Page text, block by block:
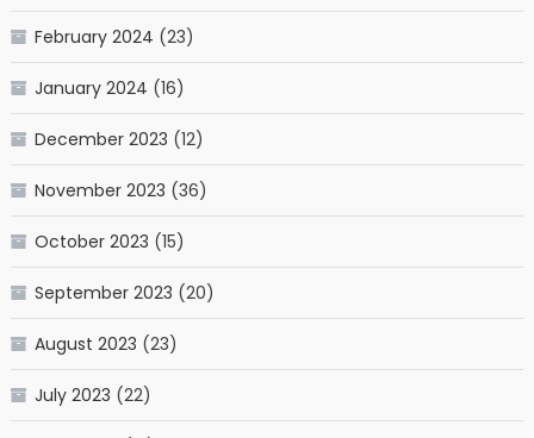
February 2024 (23)
January 2024 (16)
December 2023 (12)
November 2023 (36)
October 2023 (15)
September 2023 (20)
August 2023 (23)
July 2023 (22)